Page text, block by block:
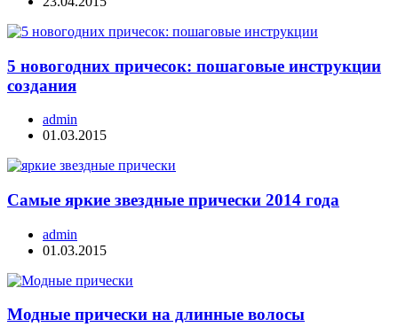
5 новогодних причесок: пошаговые инструкции
создания
admin
01.03.2015
Самые яркие звездные прически 2014 года
admin
01.03.2015
Модные прически на длинные волосы